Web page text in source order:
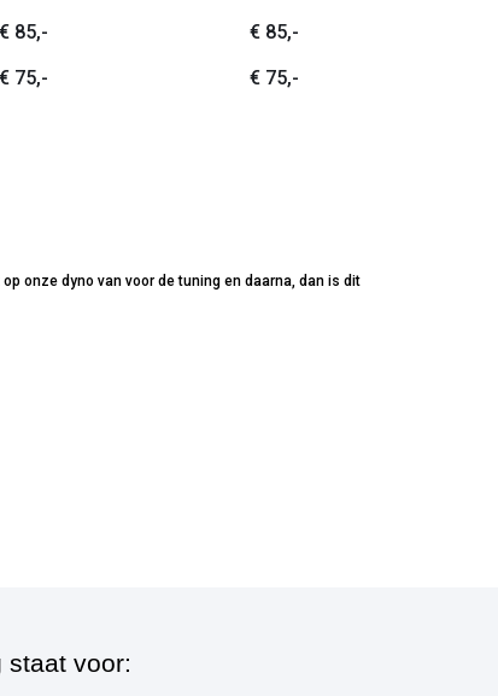
€ 85,-
€ 85,-
€ 75,- € 75,-
onze dyno van voor de tuning en daarna, dan is dit
staat voor: